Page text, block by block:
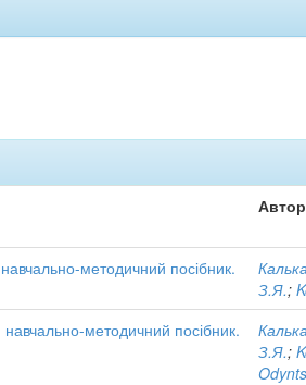
методичний посібник.
З.Я.;
навчально-методичний посібник.
З.Я.;